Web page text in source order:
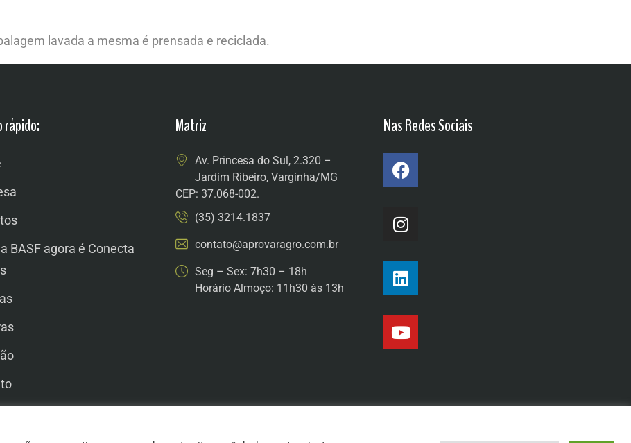
lavada a mesma é prensada e reciclada.
rápido:
BASF agora é Conecta
Matriz
Av. Princesa do Sul, 2.320 –
Jardim Ribeiro, Varginha/MG
CEP: 37.068-002.
(35) 3214.1837
contato@aprovaragro.com.br
Seg – Sex: 7h30 – 18h
Horário Almoço: 11h30 às 13h
Nas Redes Sociais